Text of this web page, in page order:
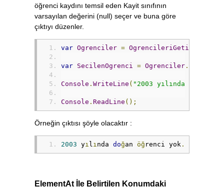
öğrenci kaydını temsil eden Kayit sınıfının
varsayılan değerini (null) seçer ve buna göre
çıktıyı düzenler.
var Ogrenciler = OgrencileriGetir
var SecilenOgrenci = Ogrenciler .
Console . WriteLine ( "2003 yılında doğan
Console . ReadLine ();
Örneğin çıktısı şöyle olacaktır :
2003 yı l ı nda doğan öğ renci yok .
ElementAt İle Belirtilen Konumdaki